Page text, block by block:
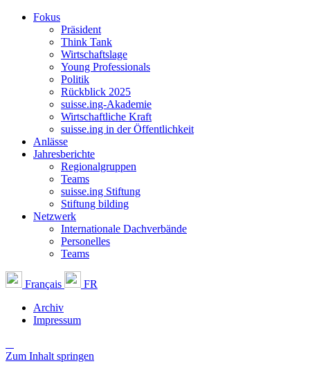
Fokus
Präsident
Think Tank
Wirtschaftslage
Young Professionals
Politik
Rückblick 2025
suisse.ing-Akademie
Wirtschaftliche Kraft
suisse.ing in der Öffentlichkeit
Anlässe
Jahresberichte
Regionalgruppen
Teams
suisse.ing Stiftung
Stiftung bilding
Netzwerk
Internationale Dachverbände
Personelles
Teams
Français
FR
Archiv
Impressum
Zum Inhalt springen